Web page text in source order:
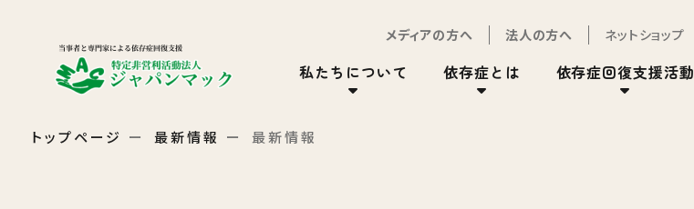
メディアの方へ 法人の方へ ネットショップ
私たちについて 依存症とは 依存症回復支援活動
トップページ 最新情報 最新情報